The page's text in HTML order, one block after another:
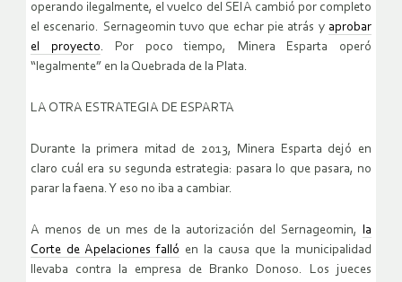
operando ilegalmente, el vuelco del SEIA cambió por completo
el escenario. Sernageomin tuvo que echar pie atrás y aprobar
el proyecto. Por poco tiempo, Minera Esparta operó
“legalmente” en la Quebrada de la Plata.
LA OTRA ESTRATEGIA DE ESPARTA
Durante la primera mitad de 2013, Minera Esparta dejó en
claro cuál era su segunda estrategia: pasara lo que pasara, no
parar la faena. Y eso no iba a cambiar.
A menos de un mes de la autorización del Sernageomin, la
Corte de Apelaciones falló en la causa que la municipalidad
llevaba contra la empresa de Branko Donoso. Los jueces